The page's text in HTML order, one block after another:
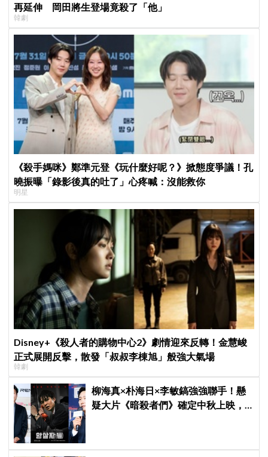
再延伸 岡田將生登場竟殺了「他」
韓劇
《殺手媽咪》鄭準元登《玩什麼好呢？》掀態度爭議！孔
曉振曝「錄影後真的吐了」心疼喊：沒能救你
明星
Disney+《殺人者的購物中心2》劇情迎來反轉！金慧峻
正式展開反擊，散發「叔叔李棟旭」般強大氣場
韓劇
柳海真×朴海日×李敏鎬強強聯手！懸
疑大片《暗殺者們》確定中秋上映，